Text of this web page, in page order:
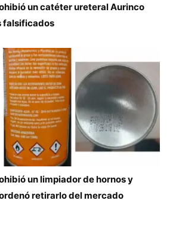
un catéter ureteral Aurinco
falsificados
un limpiador de hornos y
retirarlo del mercado